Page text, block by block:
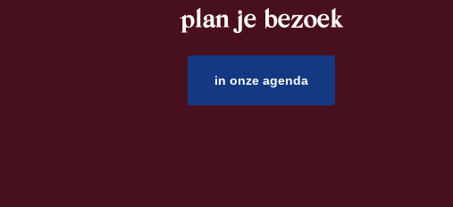
plan je bezoek
in onze agenda